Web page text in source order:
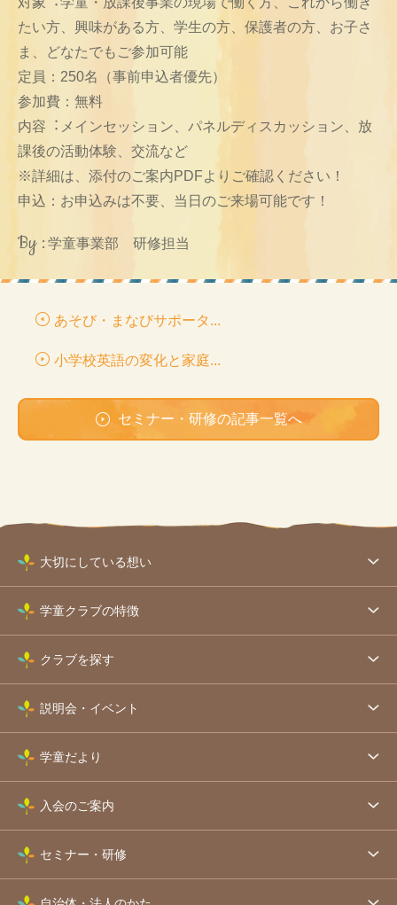
たい方、興味がある方、学生の方、保護者の方、お子さ
ま、どなたでもご参加可能
定員：250名（事前申込者優先）
参加費：無料
内容︓メインセッション、パネルディスカッション、放
課後の活動体験、交流など
※詳細は、添付のご案内PDFよりご確認ください！
申込：お申込みは不要、当日のご来場可能です！
By : 学童事業部 研修担当
あそび・まなびサポータ...
小学校英語の変化と家庭...
セミナー・研修の記事一覧へ
大切にしている想い
学童クラブの特徴
クラブを探す
説明会・イベント
学童だより
入会のご案内
セミナー・研修